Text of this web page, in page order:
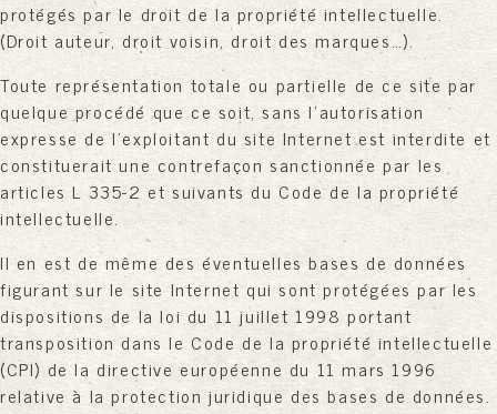
protégés par le droit de la propriété intellectuelle.
(Droit auteur, droit voisin, droit des marques…).
Toute représentation totale ou partielle de ce site par
quelque procédé que ce soit, sans l'autorisation
expresse de l'exploitant du site Internet est interdite et
constituerait une contrefaçon sanctionnée par les
articles L 335-2 et suivants du Code de la propriété
intellectuelle.
Il en est de même des éventuelles bases de données
figurant sur le site Internet qui sont protégées par les
dispositions de la loi du 11 juillet 1998 portant
transposition dans le Code de la propriété intellectuelle
(CPI) de la directive européenne du 11 mars 1996
relative à la protection juridique des bases de données.